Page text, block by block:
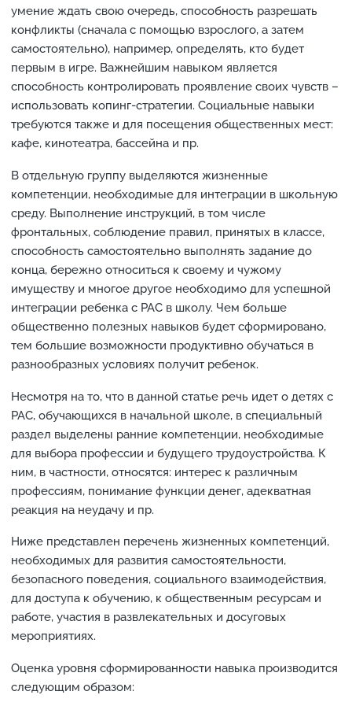
умение ждать свою очередь, способность разрешать
конфликты (сначала с помощью взрослого, а затем
самостоятельно), например, определять, кто будет
первым в игре. Важнейшим навыком является
способность контролировать проявление своих чувств –
использовать копинг-стратегии. Социальные навыки
требуются также и для посещения общественных мест:
кафе, кинотеатра, бассейна и пр.
В отдельную группу выделяются жизненные
компетенции, необходимые для интеграции в школьную
среду. Выполнение инструкций, в том числе
фронтальных, соблюдение правил, принятых в классе,
способность самостоятельно выполнять задание до
конца, бережно относиться к своему и чужому
имуществу и многое другое необходимо для успешной
интеграции ребенка с РАС в школу. Чем больше
общественно полезных навыков будет сформировано,
тем большие возможности продуктивно обучаться в
разнообразных условиях получит ребенок.
Несмотря на то, что в данной статье речь идет о детях с
РАС, обучающихся в начальной школе, в специальный
раздел выделены ранние компетенции, необходимые
для выбора профессии и будущего трудоустройства. К
ним, в частности, относятся: интерес к различным
профессиям, понимание функции денег, адекватная
реакция на неудачу и пр.
Ниже представлен перечень жизненных компетенций,
необходимых для развития самостоятельности,
безопасного поведения, социального взаимодействия,
для доступа к обучению, к общественным ресурсам и
работе, участия в развлекательных и досуговых
мероприятиях.
Оценка уровня сформированности навыка производится
следующим образом: